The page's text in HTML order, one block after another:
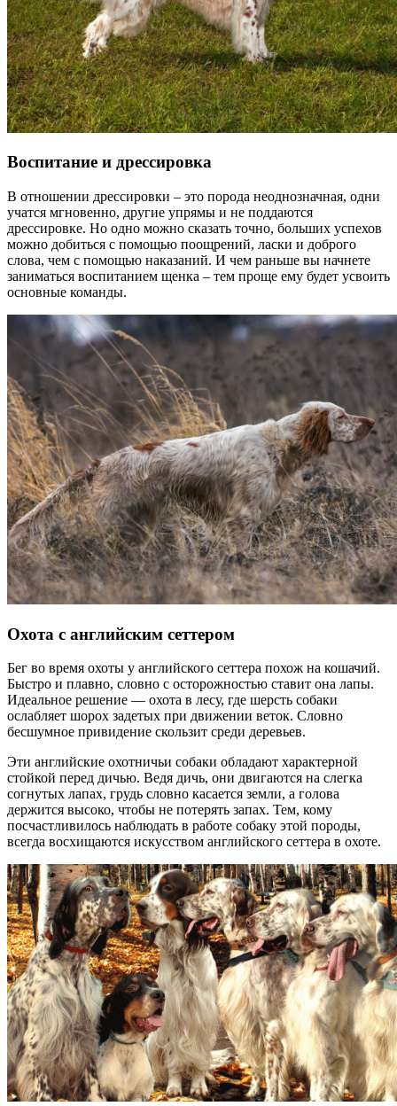
Воспитание и дрессировка
В отношении дрессировки – это порода неоднозначная, одни
учатся мгновенно, другие упрямы и не поддаются
дрессировке. Но одно можно сказать точно, больших успехов
можно добиться с помощью поощрений, ласки и доброго
слова, чем с помощью наказаний. И чем раньше вы начнете
заниматься воспитанием щенка – тем проще ему будет усвоить
основные команды.
Охота с английским сеттером
Бег во время охоты у английского сеттера похож на кошачий.
Быстро и плавно, словно с осторожностью ставит она лапы.
Идеальное решение — охота в лесу, где шерсть собаки
ослабляет шорох задетых при движении веток. Словно
бесшумное привидение скользит среди деревьев.
Эти английские охотничьи собаки обладают характерной
стойкой перед дичью. Ведя дичь, они двигаются на слегка
согнутых лапах, грудь словно касается земли, а голова
держится высоко, чтобы не потерять запах. Тем, кому
посчастливилось наблюдать в работе собаку этой породы,
всегда восхищаются искусством английского сеттера в охоте.